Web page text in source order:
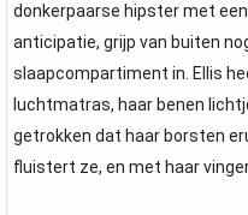
donkerpaarse hipster met
anticipatie, grijp van buiten
slaapcompartiment in. Ellis
luchtmatras, haar benen
getrokken dat haar borsten
fluistert ze, en met haar